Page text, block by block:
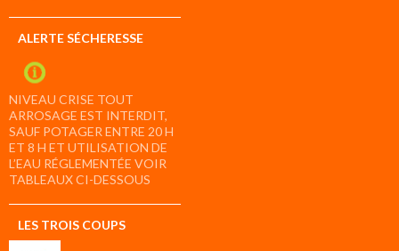
ALERTE SÉCHERESSE
NIVEAU CRISE TOUT
ARROSAGE EST INTERDIT,
SAUF POTAGER ENTRE 20 H
ET 8 H ET UTILISATION DE
L’EAU RÉGLEMENTÉE VOIR
TABLEAUX CI-DESSOUS
LES TROIS COUPS